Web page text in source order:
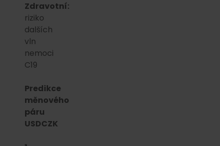
Zdravotní:
riziko
dalších
vln
nemoci
C19
Predikce
měnového
páru
USDCZK